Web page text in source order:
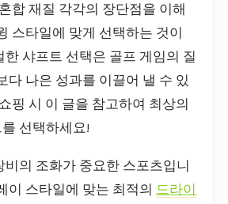
합 재질 각각의 장단점을 이해
스타일에 맞게 선택하는 것이
한 샤프트 선택은 골프 게임의 질
다 나은 성과를 이끌어 낼 수 있
핑 시 이 글을 참고하여 최상의
선택하세요!
비의 조화가 중요한 스포츠입니
이 스타일에 맞는 최적의 드라이